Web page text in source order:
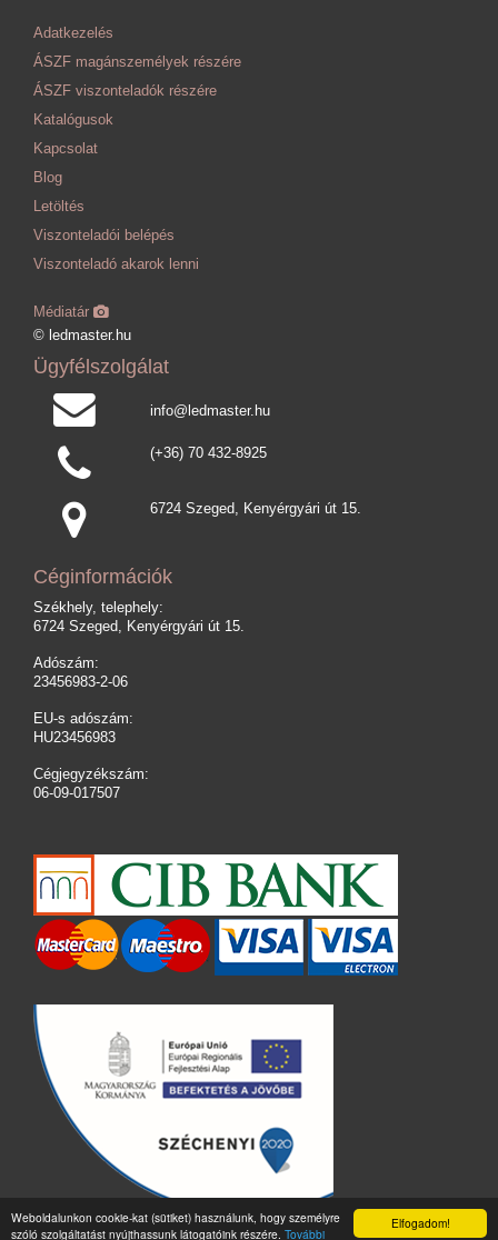
Elfogadom!
Weboldalunkon cookie-kat (sütiket) használunk, hogy személyre
szóló szolgáltatást nyújthassunk látogatóink részére. További
Adatkezelés
ÁSZF magánszemélyek részére
ÁSZF viszonteladók részére
Katalógusok
Kapcsolat
Blog
Letöltés
Viszonteladói belépés
Viszonteladó akarok lenni
Médiatár
© ledmaster.hu
Ügyfélszolgálat
info@ledmaster.hu
(+36) 70 432-8925
6724 Szeged, Kenyérgyári út 15.
Céginformációk
Székhely, telephely:
6724 Szeged, Kenyérgyári út 15.
Adószám:
23456983-2-06
EU-s adószám:
HU23456983
Cégjegyzékszám:
06-09-017507